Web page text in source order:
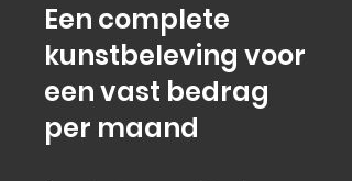
Een complete
kunstbeleving voor
een vast bedrag
per maand